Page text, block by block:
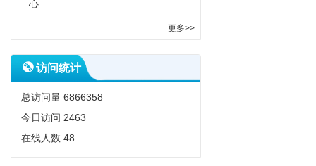
心
更多>>
访问统计
总访问量 6866358
今日访问 2463
在线人数 48